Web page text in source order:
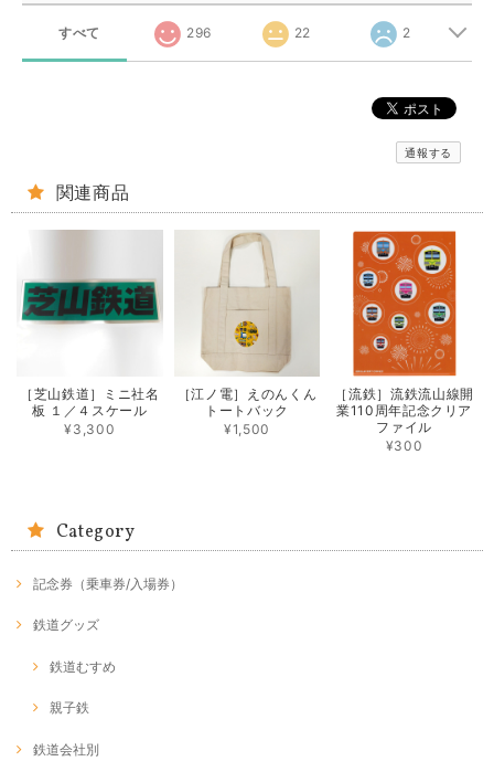
すべて 296 22 2
通報する
関連商品
［芝山鉄道］ミニ社名
板 １／４スケール
¥3,300
［江ノ電］えのんくん
トートバック
¥1,500
［流鉄］流鉄流山線開
業110周年記念クリア
ファイル
¥300
Category
記念券（乗車券/入場券）
鉄道グッズ
鉄道むすめ
親子鉄
鉄道会社別